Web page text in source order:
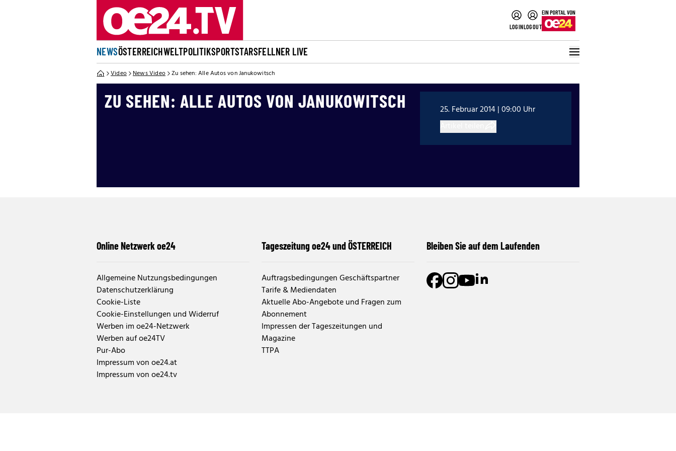
LOGINLOGOUT
NEWSÖSTERREICHWELTPOLITIKSPORTSTARSFELLNER LIVE
Video News Video Zu sehen: Alle Autos von Janukowitsch
ZU SEHEN: ALLE AUTOS VON JANUKOWITSCH
25. Februar 2014 | 09:00 Uhr
Online Netzwerk oe24
Allgemeine Nutzungsbedingungen
Datenschutzerklärung
Cookie-Liste
Cookie-Einstellungen und Widerruf
Werben im oe24-Netzwerk
Werben auf oe24TV
Pur-Abo
Impressum von oe24.at
Impressum von oe24.tv
Tageszeitung oe24 und ÖSTERREICH
Auftragsbedingungen Geschäftspartner
Tarife & Mediendaten
Aktuelle Abo-Angebote und Fragen zum
Abonnement
Impressen der Tageszeitungen und
Magazine
TTPA
Bleiben Sie auf dem Laufenden